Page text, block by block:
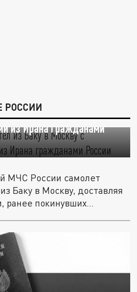
РОССИИ
из Баку в Москву с
из Ирана гражданами
МЧС России самолет
Баку в Москву, доставляя
ранее покинувших...